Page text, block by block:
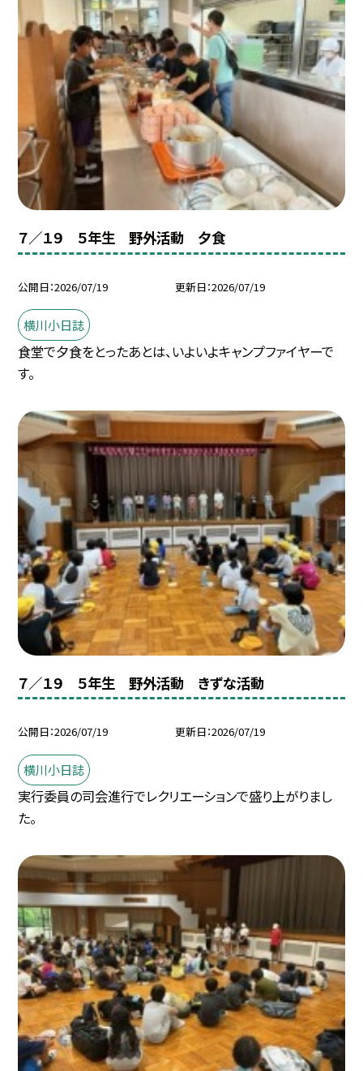
７／１９ ５年生 野外活動 夕食
公開日 2026/07/19 更新日 2026/07/19
横川小日誌
食堂で夕食をとったあとは、いよいよキャンプファイヤーで
す。
７／１９ ５年生 野外活動 きずな活動
公開日 2026/07/19 更新日 2026/07/19
横川小日誌
実行委員の司会進行でレクリエーションで盛り上がりまし
た。